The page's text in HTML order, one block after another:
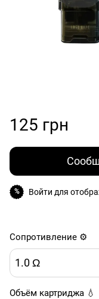
125 грн
% Войти для
Сопротивление ⚙️
1.0 Ω
Объём картриджа 💧